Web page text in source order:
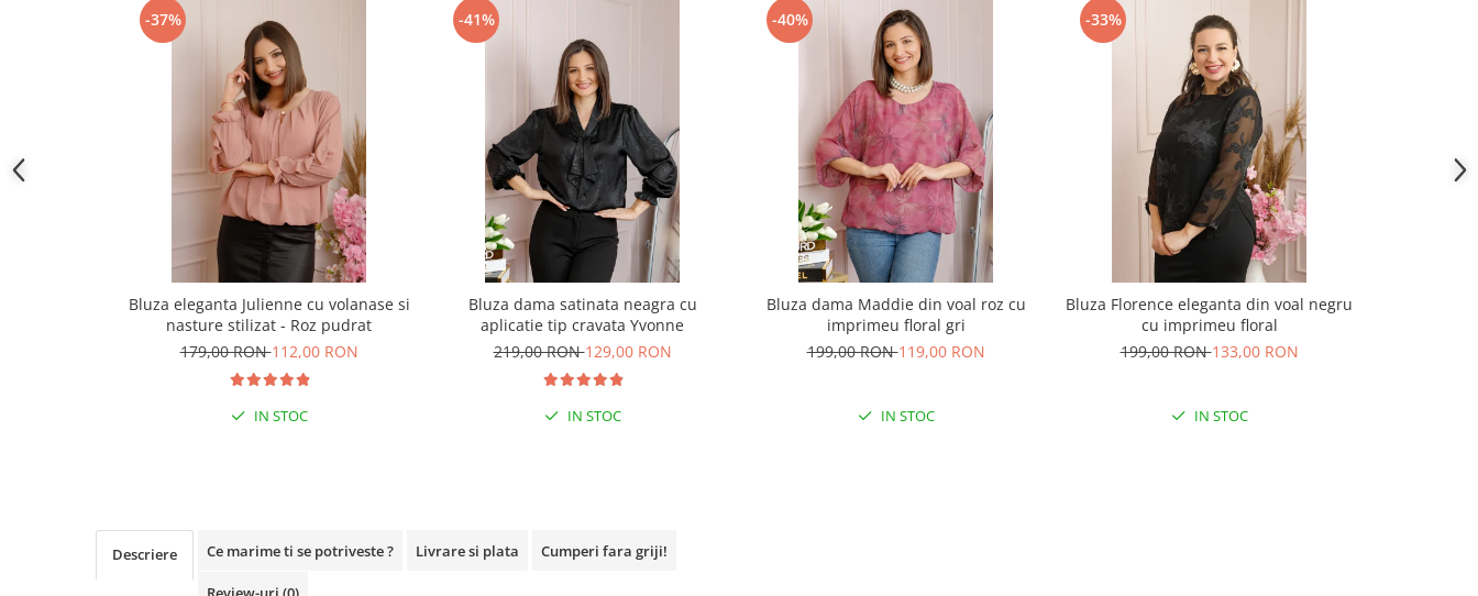
-37%
Bluza eleganta Julienne cu volanase si
nasture stilizat - Roz pudrat
179,00 RON112,00 RON
IN STOC
-41%
Bluza dama satinata neagra cu
aplicatie tip cravata Yvonne
219,00 RON129,00 RON
IN STOC
-40%
Bluza dama Maddie din voal roz cu
imprimeu floral gri
199,00 RON119,00 RON
IN STOC
-33%
Bluza Florence eleganta din voal negru
cu imprimeu floral
199,00 RON133,00 RON
IN STOC
Descriere Ce marime ti se potriveste ? Livrare si plata Cumperi fara griji!